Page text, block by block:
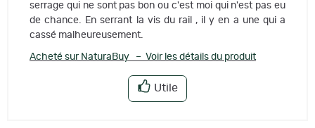
serrage qui ne sont pas bon ou c'est moi qui n'est pas eu
de chance. En serrant la vis du rail , il y en a une qui a
cassé malheureusement.
Acheté sur NaturaBuy – Voir les détails du produit
Utile